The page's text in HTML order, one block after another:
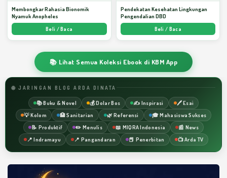
Membongkar Rahasia Bionomik
Nyamuk Anopheles
Beli / Baca
Pendekatan Kesehatan Lingkungan
Pengendalian DBD
Beli / Baca
📚 Lihat Semua Koleksi Ebook di KBM App
🌐 JARINGAN BLOG ARDA DINATA
📚 Buku & Novel 💰 Dolar Bos ✍️ Inspirasi
🖊️ Esai
💡 Kolom
🏥 Sanitarian 🌿 Referensi
🎓 Mahasiswa Sukses
📝 Produktif
✏️ Menulis 📖 MIQRA Indonesia
📰 News
📍 Indramayu
📍 Pangandaran 📕 Penerbitan 📺 Arda TV